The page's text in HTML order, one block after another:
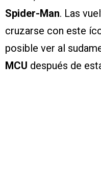
Spider-Man. Las
cruzarse con este
posible ver al
MCU después de